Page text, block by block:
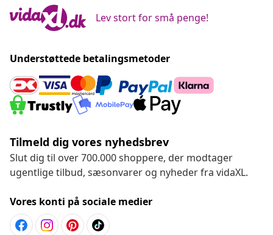
Lev stort for små penge!
Understøttede betalingsmetoder
Tilmeld dig vores nyhedsbrev
Slut dig til over 700.000 shoppere, der modtager
ugentlige tilbud, sæsonvarer og nyheder fra vidaXL.
Vores konti på sociale medier